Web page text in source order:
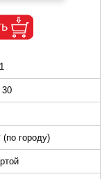
городу)